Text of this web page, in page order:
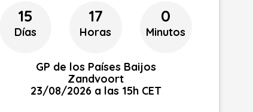
15
Días
17
Horas
0
Minutos
GP de los Países Baijos
Zandvoort
23/08/2026 a las 15h CET